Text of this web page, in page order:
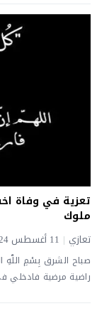
تعزية في وفاة
ملوك
تعازي 11 أغسطس 2024
صباح الشرق بِسْمِ اللّهِ
راضية مرضية فادخلي